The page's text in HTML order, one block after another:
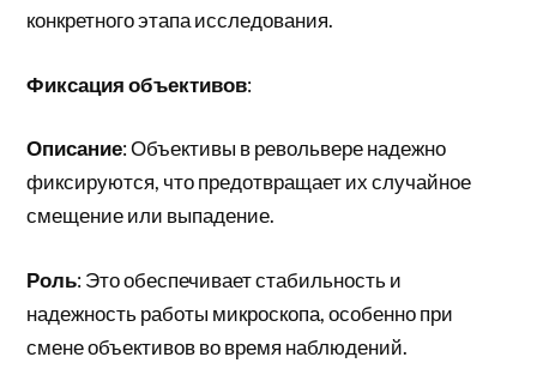
конкретного этапа исследования.
Фиксация объективов:
Описание: Объективы в револьвере надежно
фиксируются, что предотвращает их случайное
смещение или выпадение.
Роль: Это обеспечивает стабильность и
надежность работы микроскопа, особенно при
смене объективов во время наблюдений.